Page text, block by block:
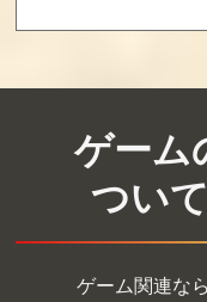
買取価格
NAM-1975(プラ
スチックケース
ゲーム
つい
ゲーム関連な